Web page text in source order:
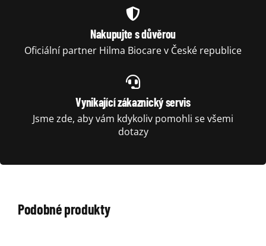
Nakupujte s důvěrou
Oficiální partner Hilma Biocare v České republice
Vynikající zákaznický servis
Jsme zde, aby vám kdykoliv pomohli se všemi
dotazy
Podobné produkty